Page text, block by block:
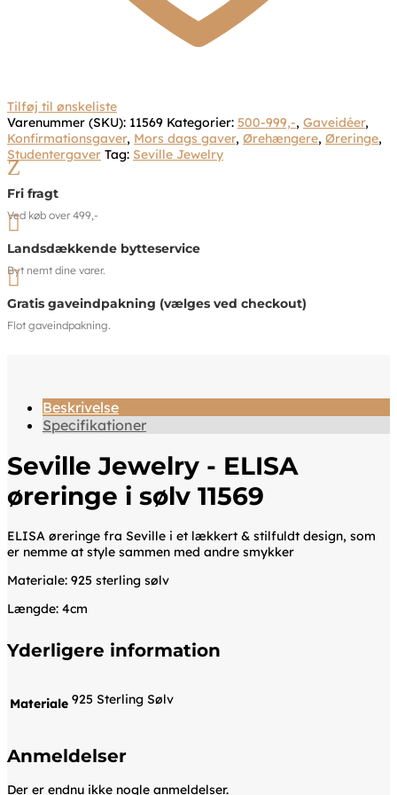
Tilføj til ønskeliste
Varenummer (SKU): 11569 Kategorier: 500-999,-, Gaveidéer,
Konfirmationsgaver, Mors dags gaver, Ørehængere, Øreringe,
Studentergaver Tag: Seville Jewelry
Z
Fri fragt
Ved køb over 499,-

Landsdækkende bytteservice
Byt nemt dine varer.

Gratis gaveindpakning (vælges ved checkout)
Flot gaveindpakning.
Beskrivelse
Specifikationer
Seville Jewelry - ELISA
øreringe i sølv 11569
ELISA øreringe fra Seville i et lækkert & stilfuldt design, som
er nemme at style sammen med andre smykker
Materiale: 925 sterling sølv
Længde: 4cm
Yderligere information
Materiale 925 Sterling Sølv
Anmeldelser
Der er endnu ikke nogle anmeldelser.